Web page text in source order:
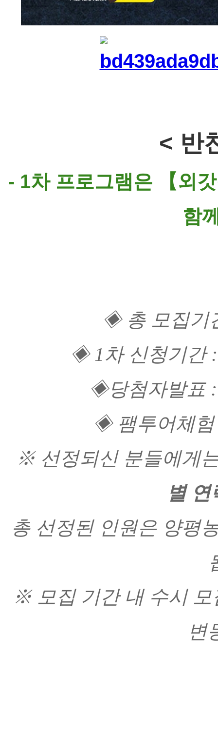
< 반
- 1차 프로그램은 【외
함
◈ 총 모집기
◈ 1차 신청기간 :
◈당첨자발표 :
◈ 팸투어체험
※ 선정되신 분들에게
별 연
총 선정된 인원은 양평
※ 모집 기간 내 수시
변